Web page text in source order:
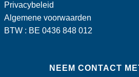
Privacybeleid
Algemene voorwaarden
BTW : BE 0436 848 012
NEEM CONTACT